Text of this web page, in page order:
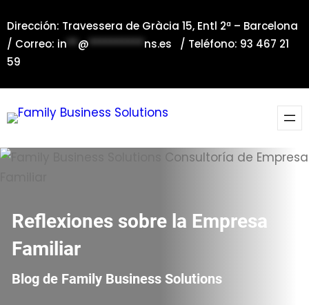
al
contenido
Dirección: Travessera de Gràcia 15, Entl 2ª – Barcelona
/ Correo: in**@**********ns.es / Teléfono: 93 467 21
59
Reflexiones sobre la Empresa
Familiar
Blog de Family Business Solutions